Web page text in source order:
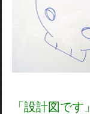
「設計図です」